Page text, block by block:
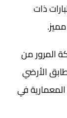
ذات
المرور من
الأرضي
في